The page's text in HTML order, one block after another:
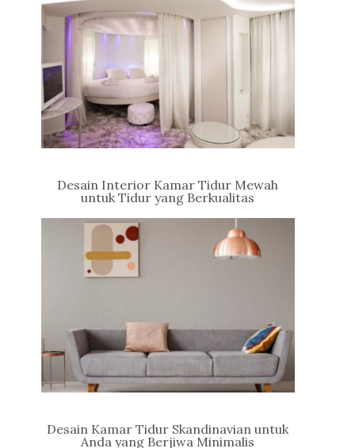
Desain Interior Kamar Tidur Mewah
untuk Tidur yang Berkualitas
Desain Kamar Tidur Skandinavian untuk
Anda yang Berjiwa Minimalis